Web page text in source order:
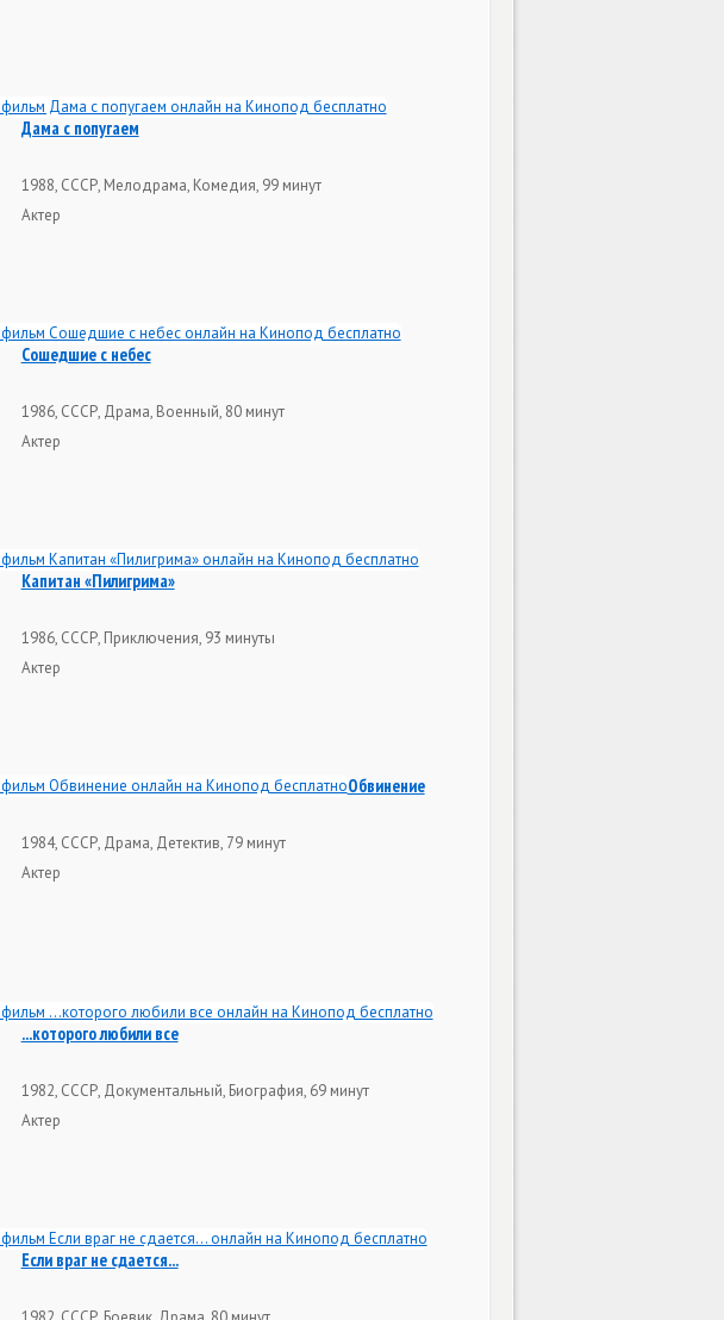
Дама с попугаем
1988, СССР, Мелодрама, Комедия, 99 минут
Актер
Сошедшие с небес
1986, СССР, Драма, Военный, 80 минут
Актер
Капитан «Пилигрима»
1986, СССР, Приключения, 93 минуты
Актер
Обвинение
1984, СССР, Драма, Детектив, 79 минут
Актер
...которого любили все
1982, СССР, Документальный, Биография, 69 минут
Актер
Если враг не сдается...